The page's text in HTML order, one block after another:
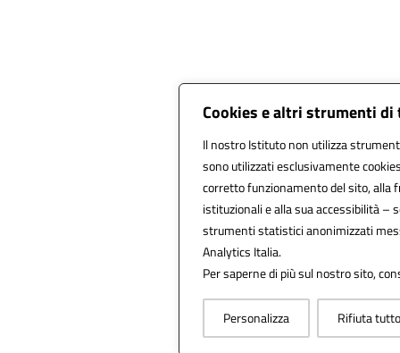
Cookies e altri strumenti di
Il nostro Istituto non utilizza
sono utilizzati esclusivamente
corretto funzionamento del sito, alla
istituzionali e alla sua accessibilità –
strumenti statistici anonimizzati
Analytics Italia.
Per saperne di più sul nostro sito,
Personalizza Rifiuta tutto